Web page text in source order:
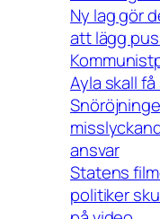
Ny lag gör
att lägg
Ayla skall
ansvar
Statens
politiker